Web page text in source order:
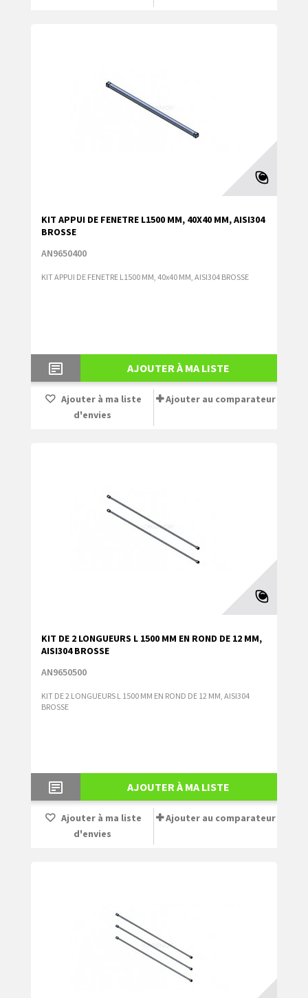
KIT APPUI DE FENETRE L1500 MM, 40X40 MM, AISI304
BROSSE
AN9650400
KIT APPUI DE FENETRE L1500 MM, 40x40 MM, AISI304 BROSSE
AJOUTER À MA LISTE
Ajouter à ma liste
d'envies
Ajouter au comparateur
KIT DE 2 LONGUEURS L 1500 MM EN ROND DE 12 MM,
AISI304 BROSSE
AN9650500
KIT DE 2 LONGUEURS L 1500 MM EN ROND DE 12 MM, AISI304
BROSSE
AJOUTER À MA LISTE
Ajouter à ma liste
d'envies
Ajouter au comparateur